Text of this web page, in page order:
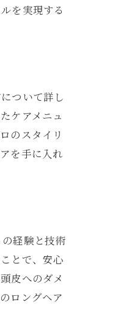
を実現する
ついて詳し
ケアメニュ
のスタイリ
を手に入れ
経験と技術
とで、安心
皮へのダメ
ロングヘア